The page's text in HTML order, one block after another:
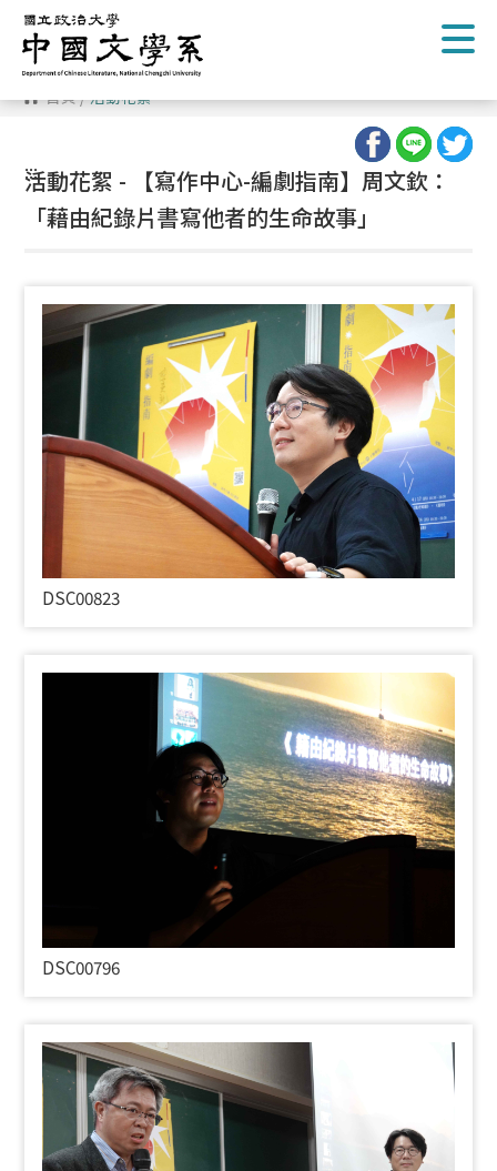
跳
到
主
要
內
容 首頁/活動花絮
:::
活動花絮 - 【寫作中心-編劇指南】周文欽：
「藉由紀錄片書寫他者的生命故事」
DSC00823
DSC00796